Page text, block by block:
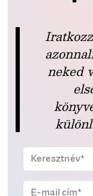
neked